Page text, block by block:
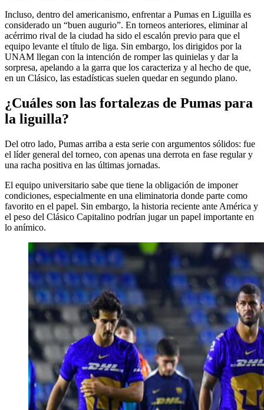
Incluso, dentro del americanismo, enfrentar a Pumas en Liguilla es
considerado un “buen augurio”. En torneos anteriores, eliminar al
acérrimo rival de la ciudad ha sido el escalón previo para que el
equipo levante el título de liga. Sin embargo, los dirigidos por la
UNAM llegan con la intención de romper las quinielas y dar la
sorpresa, apelando a la garra que los caracteriza y al hecho de que,
en un Clásico, las estadísticas suelen quedar en segundo plano.
¿Cuáles son las fortalezas de Pumas para
la liguilla?
Del otro lado, Pumas arriba a esta serie con argumentos sólidos: fue
el líder general del torneo, con apenas una derrota en fase regular y
una racha positiva en las últimas jornadas.
El equipo universitario sabe que tiene la obligación de imponer
condiciones, especialmente en una eliminatoria donde parte como
favorito en el papel. Sin embargo, la historia reciente ante América y
el peso del Clásico Capitalino podrían jugar un papel importante en
lo anímico.